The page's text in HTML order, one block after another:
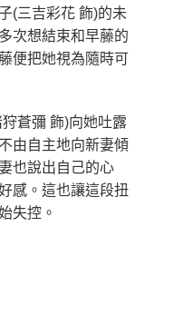
(三吉彩花 飾)的未
次想結束和早藤的
便把她視為隨時可
蒼彌 飾)向她吐露
由自主地向新妻傾
也說出自己的心
感。這也讓這段扭
失控。